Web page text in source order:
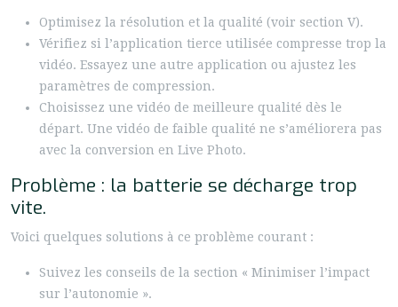
Optimisez la résolution et la qualité (voir section V).
Vérifiez si l’application tierce utilisée compresse trop la
vidéo. Essayez une autre application ou ajustez les
paramètres de compression.
Choisissez une vidéo de meilleure qualité dès le
départ. Une vidéo de faible qualité ne s’améliorera pas
avec la conversion en Live Photo.
Problème : la batterie se décharge trop
vite.
Voici quelques solutions à ce problème courant :
Suivez les conseils de la section « Minimiser l’impact
sur l’autonomie ».